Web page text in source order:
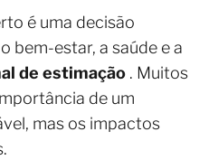
é uma decisão
bem-estar, a saúde e a
de estimação . Muitos
de um
mas os impactos